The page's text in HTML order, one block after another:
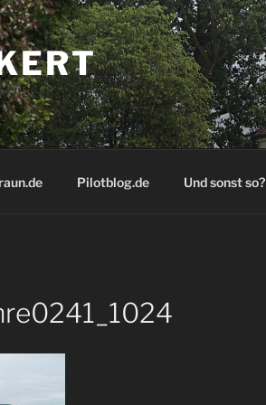
Pilotblog.de Und sonst so?